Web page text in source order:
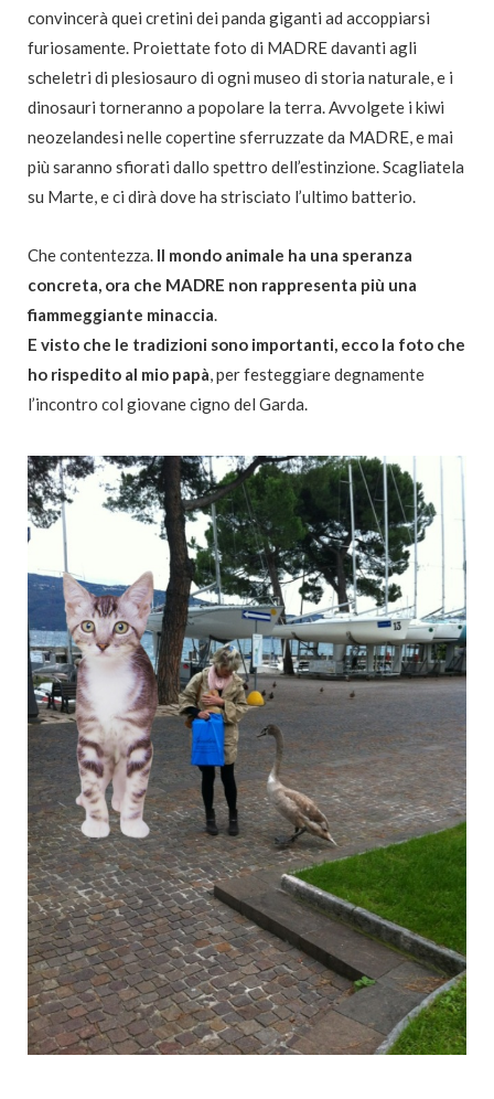
convincerà quei cretini dei panda giganti ad accoppiarsi
furiosamente. Proiettate foto di MADRE davanti agli
scheletri di plesiosauro di ogni museo di storia naturale, e i
dinosauri torneranno a popolare la terra. Avvolgete i kiwi
neozelandesi nelle copertine sferruzzate da MADRE, e mai
più saranno sfiorati dallo spettro dell’estinzione. Scagliatela
su Marte, e ci dirà dove ha strisciato l’ultimo batterio.
Che contentezza. Il mondo animale ha una speranza
concreta, ora che MADRE non rappresenta più una
fiammeggiante minaccia.
E visto che le tradizioni sono importanti, ecco la foto che
ho rispedito al mio papà, per festeggiare degnamente
l’incontro col giovane cigno del Garda.